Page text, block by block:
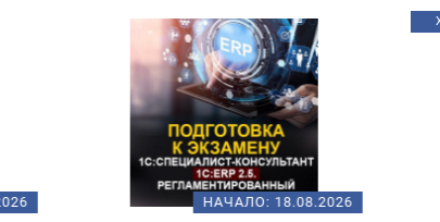
НАЧАЛО: 18.08.2026